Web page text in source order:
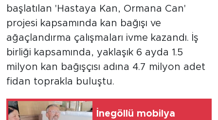
başlatılan 'Hastaya Kan, Ormana Can'
projesi kapsamında kan bağışı ve
ağaçlandırma çalışmaları ivme kazandı. İş
birliği kapsamında, yaklaşık 6 ayda 1.5
milyon kan bağışçısı adına 4.7 milyon adet
fidan toprakla buluştu.
İnegöllü mobilya